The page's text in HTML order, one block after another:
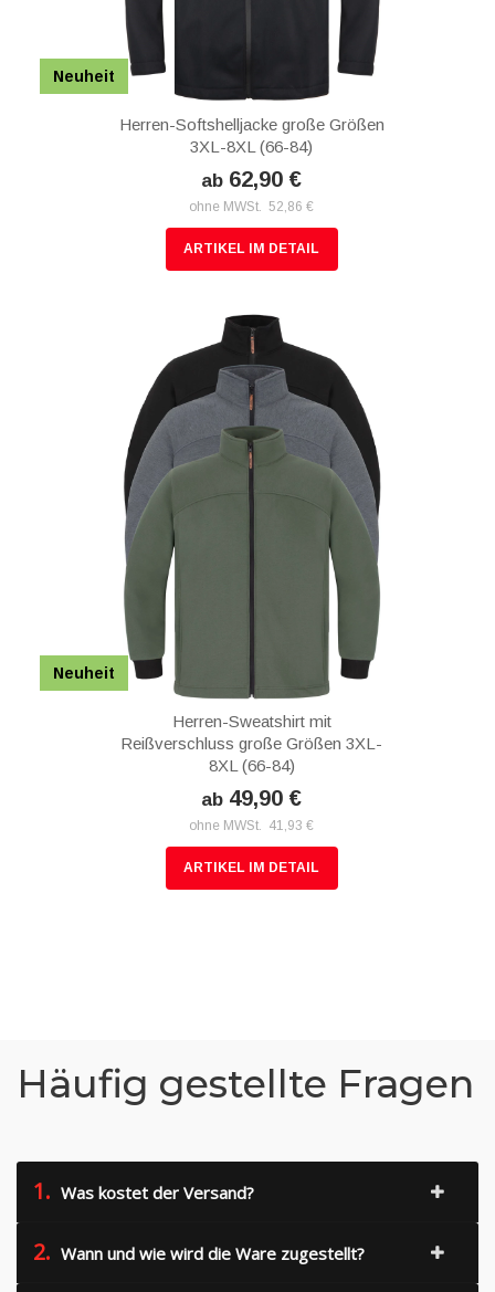
Neuheit
Herren-Softshelljacke große Größen
3XL-8XL (66-84)
ab 62,90 €
ohne MWSt. 52,86 €
ARTIKEL IM DETAIL
Neuheit
Herren-Sweatshirt mit
Reißverschluss große Größen 3XL-
8XL (66-84)
ab 49,90 €
ohne MWSt. 41,93 €
ARTIKEL IM DETAIL
Häufig gestellte Fragen
1. Was kostet der Versand?
2. Wann und wie wird die Ware zugestellt?